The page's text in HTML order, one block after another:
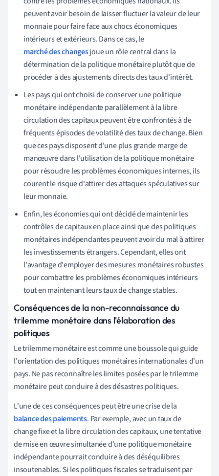
peuvent avoir besoin de laisser fluctuer la valeur de leur
monnaie pour faire face aux chocs économiques
intérieurs et extérieurs. Dans ce cas, le
marché des changesjoue un rôle central dans la
détermination de la politique monétaire plutôt que de
procéder à des ajustements directs des taux d'intérêt.
Les pays qui ont choisi de conserver une politique
monétaire indépendante parallèlement à la libre
circulation des capitaux peuvent être confrontés à de
fréquents épisodes de volatilité des taux de change. Bien
que ces pays disposent d'une plus grande marge de
manœuvre dans l'utilisation de la politique monétaire
pour résoudre les problèmes économiques internes, ils
courent le risque d'attirer des attaques spéculatives sur
leur monnaie.
Enfin, les économies qui ont décidé de maintenir les
contrôles de capitaux en place ainsi que des politiques
monétaires indépendantes peuvent avoir du mal à attirer
les investissements étrangers. Cependant, elles ont
l'avantage d'employer des mesures monétaires robustes
pour combattre les problèmes économiques intérieurs
tout en maintenant leurs taux de change stables.
Conséquences de la non-reconnaissance du
trilemme monétaire dans l'élaboration des
politiques
Le trilemme monétaire est comme une boussole qui guide
l'orientation des politiques monétaires internationales d'un
pays. Ne pas reconnaître les limites posées par le trilemme
monétaire peut conduire à des désastres politiques.
L'une de ces conséquences peut être une crise de la
balance des paiements. Par exemple, avec un taux de
change fixe et la libre circulation des capitaux, une tentative
de mise en œuvre simultanée d'une politique monétaire
indépendante pourrait conduire à des déséquilibres
insoutenables. Si les politiques fiscales se traduisent par